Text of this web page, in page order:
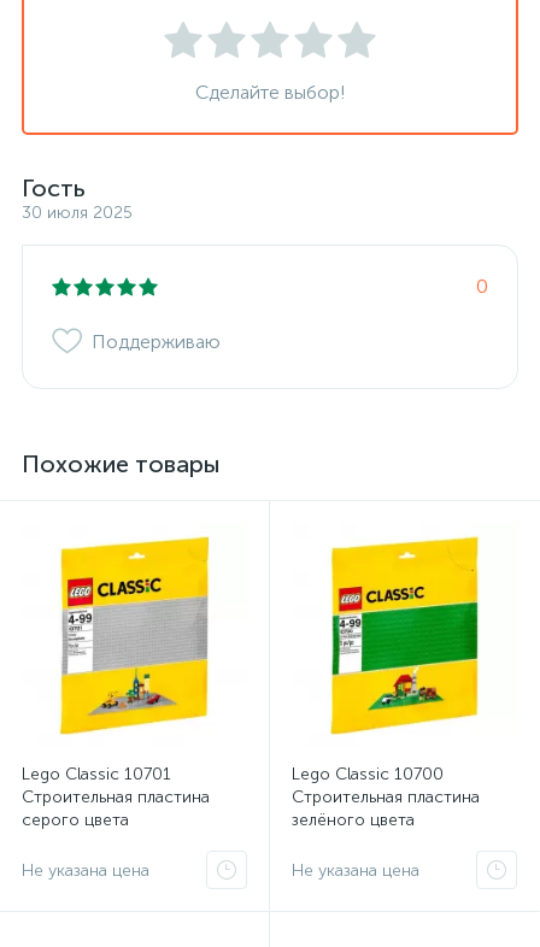
Сделайте выбор!
Гость
30 июля 2025
0
Поддерживаю
Похожие товары
Lego Classic 10701
Строительная пластина
серого цвета
Не указана цена
Lego Classic 10700
Строительная пластина
зелёного цвета
Не указана цена